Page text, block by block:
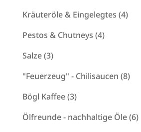
Produkte
Kräuteröle & Eingelegtes 44
Pestos & Chutneys 44
Salze 33
Produkte
"Feuerzeug" - Chilisaucen 88
Bögl Kaffee 33
Produkte
Ölfreunde - nachhaltige Öle 66